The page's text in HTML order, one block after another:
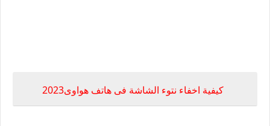
كيفية اخفاء نتوء الشاشة فى هاتف هواوى2023